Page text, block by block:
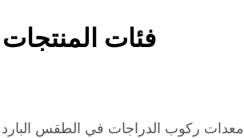
فئات
معدات ركوب الدراجات في الطقس البارد